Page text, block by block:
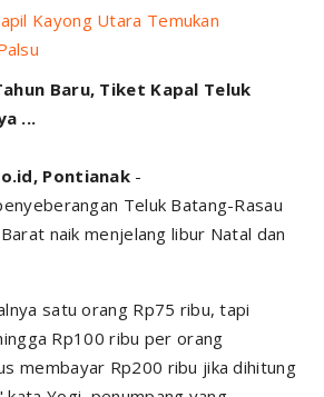
Kayong Utara Temukan
Baru, Tiket Kapal Teluk
...
Pontianak -
Teluk Batang-Rasau
naik menjelang libur Natal dan
satu orang Rp75 ribu, tapi
Rp100 ribu per orang
membayar Rp200 ribu jika dihitung